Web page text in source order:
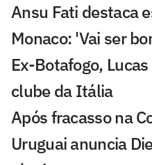
Ansu Fati destaca
Monaco: 'Vai ser
Ex-Botafogo,
clube da Itália
Após fracasso na
Uruguai anuncia